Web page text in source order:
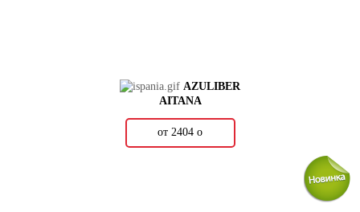
AZULIBER
AITANA
от 2404 о